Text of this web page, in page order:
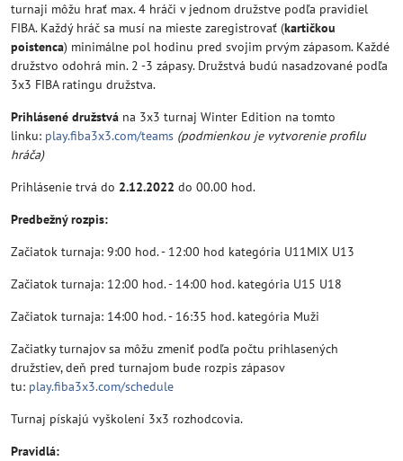
turnaji môžu hrať max. 4 hráči v jednom družstve podľa pravidiel
FIBA. Každý hráč sa musí na mieste zaregistrovať (kartičkou
poistenca) minimálne pol hodinu pred svojim prvým zápasom. Každé
družstvo odohrá min. 2 -3 zápasy. Družstvá budú nasadzované podľa
3x3 FIBA ratingu družstva.
Prihlásené družstvá na 3x3 turnaj Winter Edition na tomto
linku: play.fiba3x3.com/teams (podmienkou je vytvorenie profilu
hráča)
Prihlásenie trvá do 2.12.2022 do 00.00 hod.
Predbežný rozpis:
Začiatok turnaja: 9:00 hod. - 12:00 hod kategória U11MIX U13
Začiatok turnaja: 12:00 hod. - 14:00 hod. kategória U15 U18
Začiatok turnaja: 14:00 hod. - 16:35 hod. kategória Muži
Začiatky turnajov sa môžu zmeniť podľa počtu prihlasených
družstiev, deň pred turnajom bude rozpis zápasov
tu: play.fiba3x3.com/schedule
Turnaj pískajú vyškolení 3x3 rozhodcovia.
Pravidlá: